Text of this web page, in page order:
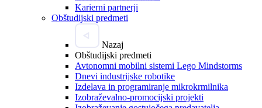
Karierni partnerji
Obštudijski predmeti
Nazaj
Obštudijski predmeti
Avtonomni mobilni sistemi Lego Mindstorms
Dnevi industrijske robotike
Izdelava in programiranje mikrokrmilnika
Izobraževalno-promocijski projekti